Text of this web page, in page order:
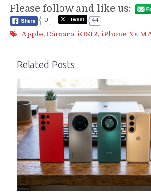
Please follow and like us:
0
44
Apple, Cámara, iOS12, iPhone Xs
Related Posts